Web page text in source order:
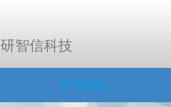
研智信科技
关于我们